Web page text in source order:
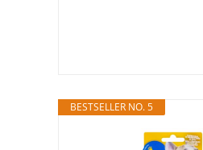
BESTSELLER NO. 5